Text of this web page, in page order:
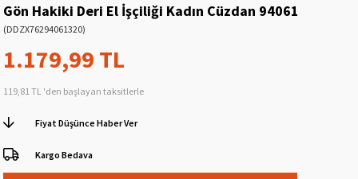
Gön Hakiki Deri El İşçiliği Kadın Cüzdan 94061
(DDZX76294061320)
1.179,99 TL
119,81 TL 'den başlayan taksitlerle
Fiyat Düşünce Haber Ver
Kargo Bedava